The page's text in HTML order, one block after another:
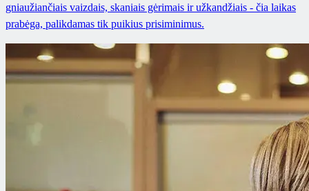
gniaužiančiais vaizdais, skaniais gėrimais ir užkandžiais - čia laikas
prabėga, palikdamas tik puikius prisiminimus.